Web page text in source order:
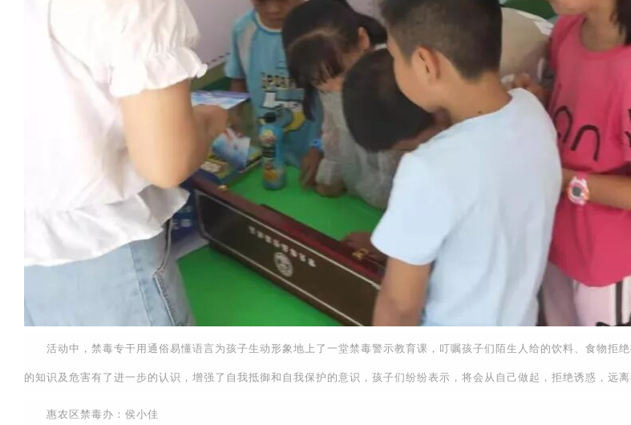
活动中，禁毒专干用通俗易懂语言为孩子生动形象地上了一堂禁毒警示教育课，叮嘱孩子们陌生人给的饮料、食物拒
的知识及危害有了进一步的认识，增强了自我抵御和自我保护的意识，孩子们纷纷表示，将会从自己做起，拒绝诱惑，远离
惠农区禁毒办：侯小佳